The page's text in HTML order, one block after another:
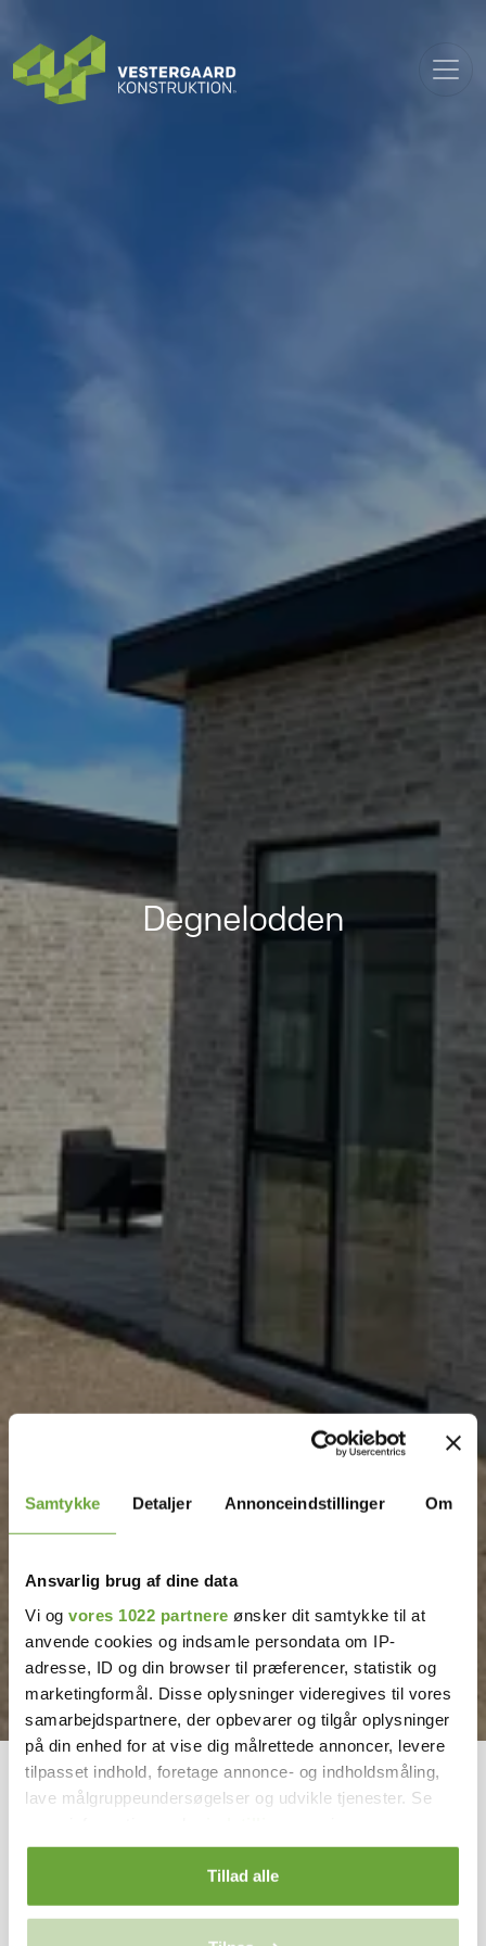
Samtykke Detaljer Annonceindstillinger Om
Ansvarlig brug af dine data
Vi og vores 1022 partnere ønsker dit samtykke til at
anvende cookies og indsamle persondata om IP-
adresse, ID og din browser til præferencer, statistik og
marketingformål. Disse oplysninger videregives til vores
samarbejdspartnere, der opbevarer og tilgår oplysninger
på din enhed for at vise dig målrettede annoncer, levere
tilpasset indhold, foretage annonce- og indholdsmåling,
lave målgruppeundersøgelser og udvikle tjenester. Se
persondatapolitik. Du kan altid trække dit samtykke
tilbage eller ændre indstillinger fra vores
"Cookiedeklaration", eller ved at trykke på "Privacy
Tillad alle
Degnelodden